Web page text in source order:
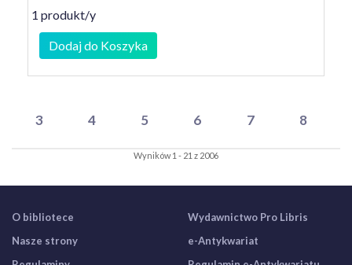
1 produkt/y
Dodaj do Koszyka
3 4 5 6 7 8
Wyników 1 - 21 z 2006
O bibliotece
Nasze strony
Wydawnictwo Pro Libris
e-Antykwariat